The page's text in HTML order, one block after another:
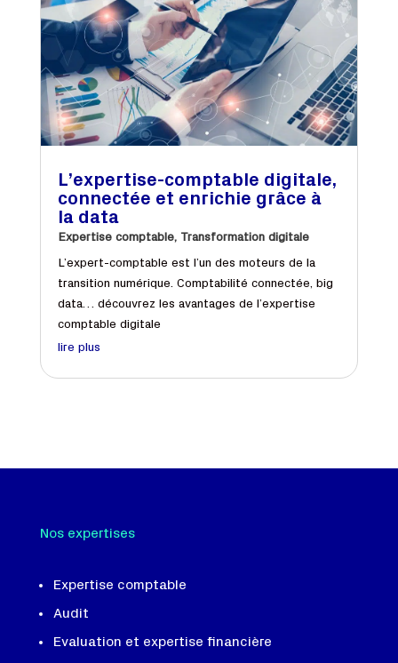
L’expertise-comptable digitale,
connectée et enrichie grâce à
la data
Expertise comptable, Transformation digitale
L’expert-comptable est l’un des moteurs de la
transition numérique. Comptabilité connectée, big
data… découvrez les avantages de l’expertise
comptable digitale
lire plus
Nos expertises
Expertise comptable
Audit
Evaluation et expertise financière